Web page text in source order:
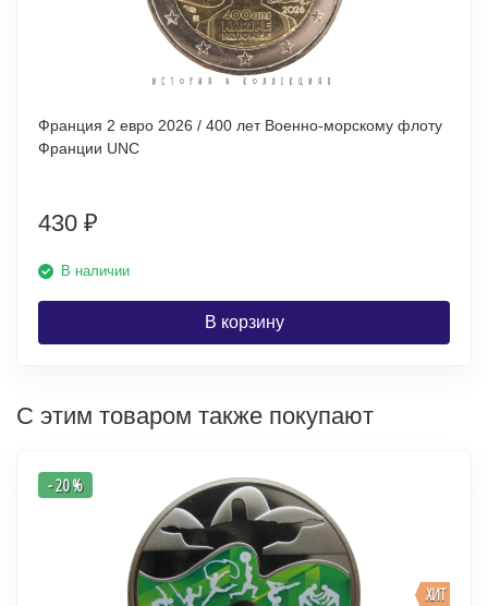
Франция 2 евро 2026 / 400 лет Военно-морскому флоту
Франции UNC
430 ₽
В наличии
В корзину
С этим товаром также покупают
ХИТ
- 20 %